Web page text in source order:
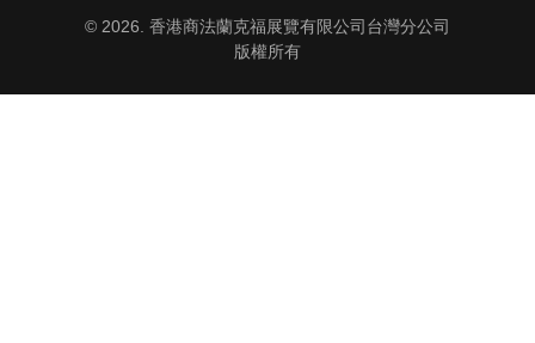
© 2026. 香港商法蘭克福展覽有限公司台灣分公司
版權所有